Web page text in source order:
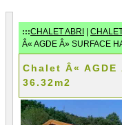
:::CHALET ABRI
Â« AGDE Â» SURFACE
Chalet Â«
36.32m2
Nom*
Prénom*
Entreprise